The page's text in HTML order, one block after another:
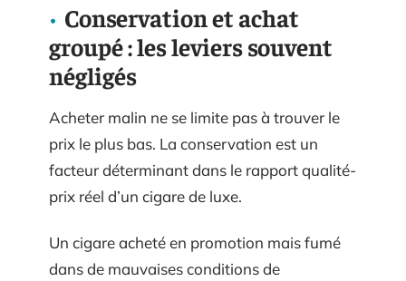
Conservation et achat
groupé : les leviers souvent
négligés
Acheter malin ne se limite pas à trouver le
prix le plus bas. La conservation est un
facteur déterminant dans le rapport qualité-
prix réel d’un cigare de luxe.
Un cigare acheté en promotion mais fumé
dans de mauvaises conditions de